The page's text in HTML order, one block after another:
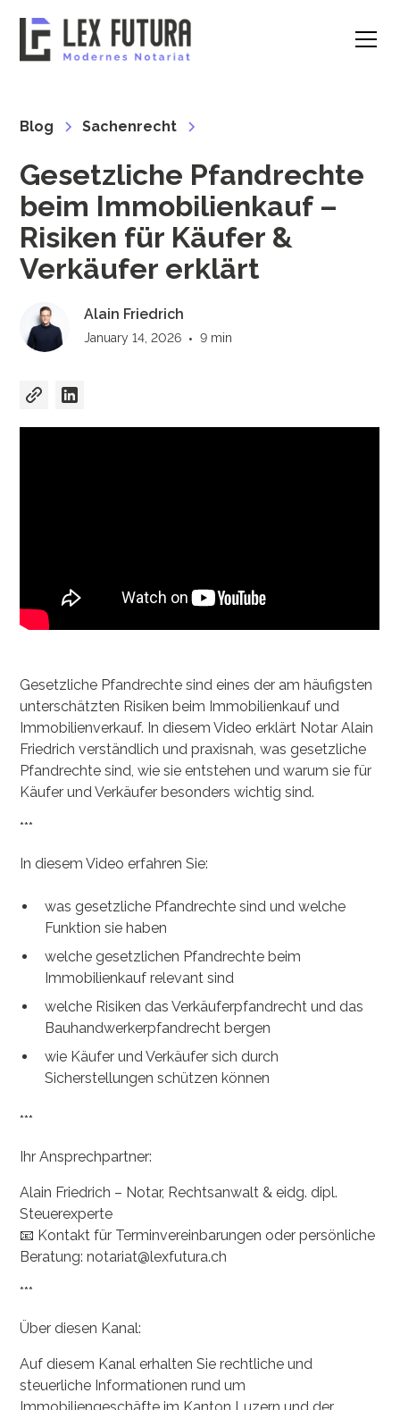
Blog Sachenrecht
Gesetzliche Pfandrechte
beim Immobilienkauf –
Risiken für Käufer &
Verkäufer erklärt
Alain Friedrich
January 14, 2026 • 9 min
Gesetzliche Pfandrechte sind eines der am häufigsten
unterschätzten Risiken beim Immobilienkauf und
Immobilienverkauf. In diesem Video erklärt Notar Alain
Friedrich verständlich und praxisnah, was gesetzliche
Pfandrechte sind, wie sie entstehen und warum sie für
Käufer und Verkäufer besonders wichtig sind.
***
In diesem Video erfahren Sie:
was gesetzliche Pfandrechte sind und welche
Funktion sie haben
welche gesetzlichen Pfandrechte beim
Immobilienkauf relevant sind
welche Risiken das Verkäuferpfandrecht und das
Bauhandwerkerpfandrecht bergen
wie Käufer und Verkäufer sich durch
Sicherstellungen schützen können
***
Ihr Ansprechpartner:
Alain Friedrich – Notar, Rechtsanwalt & eidg. dipl.
Steuerexperte
📧 Kontakt für Terminvereinbarungen oder persönliche
Beratung: notariat@lexfutura.ch
***
Über diesen Kanal:
Auf diesem Kanal erhalten Sie rechtliche und
steuerliche Informationen rund um
Immobiliengeschäfte im Kanton Luzern und der